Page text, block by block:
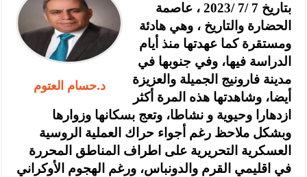
القاضي يلتقي رؤساء تحرير الصحف اليومية ويؤكد حرص مجلس النواب
على شراكة فاعلة مع الإعلام
دعوة المكلفين بخدمة العلم (الدفعة الثالثة) إلى مراجعة منصة خدمة
العلم
الملك يلتقي مجموعة من رفاق السلاح
الملك يتلقى اتصالا هاتفيا من العاهل البحريني
القاضي محمود أحمد فريحات.. مبارك ومزيدا من التوفيق
د.حسام العتوم
بتاريخ 7 /7 /2023 ، عاصمة
الحضارة والتاريخ ، وهي هادئة
ومستقرة كما عهدتها منذ أيام
الدراسة فيها، وفي جنوبها في
مدينة فارونيج الجميلة والعزيزة
أيضا، وشاهدتها هذه المرة أكثر
ازدهارا وحيوية و نشاطا، وتعج بسكانها وزوارها
وبشكل ملاحظ رغم أجواء حراك العملية الروسية
العسكرية التحريرية على اطراف المناطق المحررة
في اقليمي القرم والدونباس، ورغم الهجوم الأوكراني